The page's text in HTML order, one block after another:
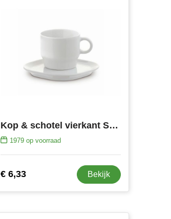
Kop & schotel vierkant Satellite 180ml
1979 op voorraad
€ 6,33 Bekijk